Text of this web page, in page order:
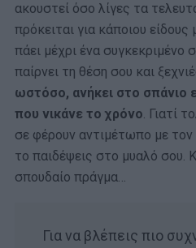
ακουστεί όσο λίγες τα
πρόκειται για κάποιου
πάει μέχρι ένα συγκεκριμένο
παίρνει τη θέση σου και
ωστόσο, ανήκει στο σπάνιο
που νικάνε το χρόνο. Γιατί
σε φέρουν αντιμέτωπο με
το παιδέψεις στο μυαλό σου.
σπουδαίο πράγμα…
Για να βλέπεις πιο